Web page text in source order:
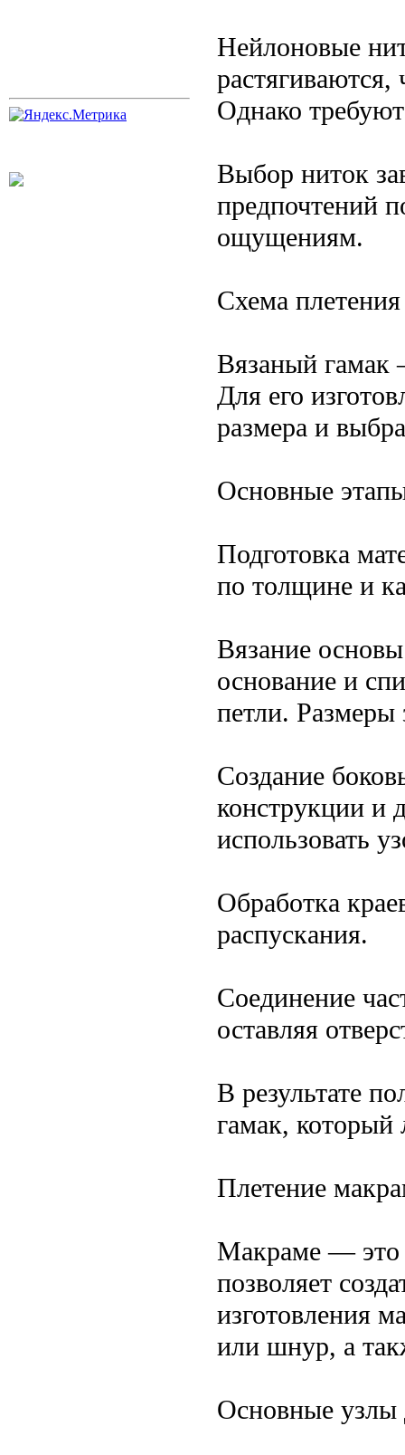
Нейлоновые
Однако
Выбор ниток
предпочтений
ощущениям.
Схема плетения
Вязаный гамак
Для его
размера и
Основные
Подготовка
по толщине и
Вязание
основание и
петли.
Создание
конструкции и
использовать
Обработка
распускания.
Соединение
оставляя
В результате
гамак, который
Плетение
Макраме — это
позволяет
изготовления
или шнур, а
Основные узлы